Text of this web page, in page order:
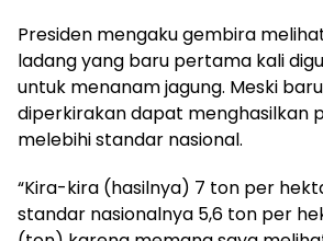
Presiden mengaku gembira
ladang yang baru pertama kali
untuk menanam jagung. Meski
diperkirakan dapat menghasilkan
melebihi standar nasional.
“Kira-kira (hasilnya) 7 ton per
standar nasionalnya 5,6 ton per